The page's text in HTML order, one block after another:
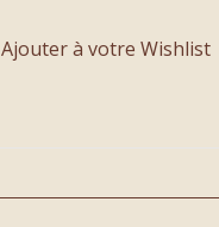
Ajouter à votre Wishlist